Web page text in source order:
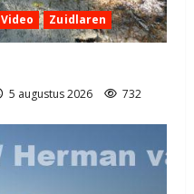
Video Zuidlaren
5 augustus 2026 732